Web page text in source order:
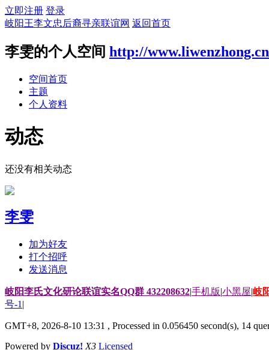
立即注册 登录
岐阳王李文忠后裔寻亲联谊网 返回首页
李雯的个人空间 http://
空间首页
主题
个人资料
动态
还没有相关动态
李雯
加为好友
打个招呼
发送消息
岐阳李氏文化研论联谊实名QQ群 432208632|手机版|小黑屋|岐
号-1 |
GMT+8, 2026-8-10 13:31 , Processed in 0.056450 second(s), 14
Powered by Discuz! X3 Licensed